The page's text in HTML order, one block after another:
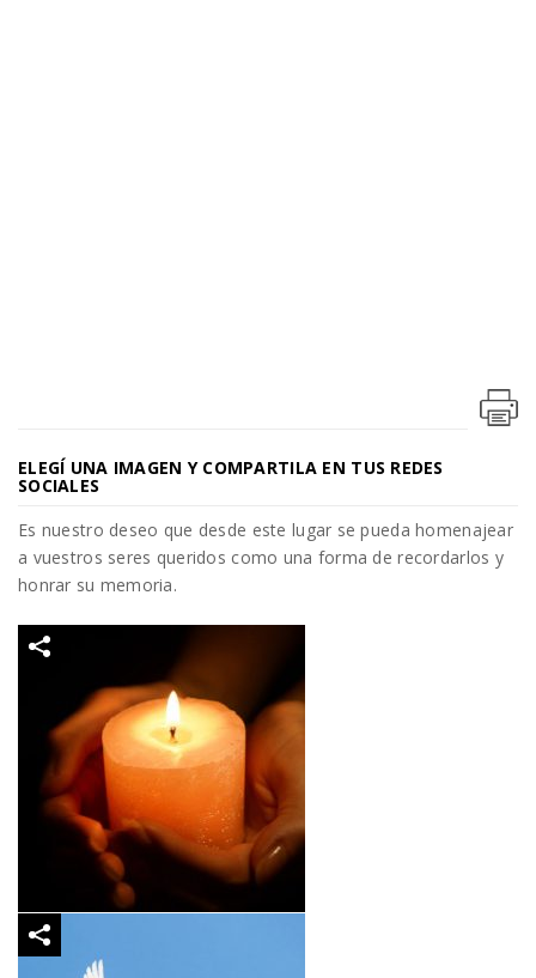
ELEGÍ UNA IMAGEN Y COMPARTILA EN TUS REDES
SOCIALES
Es nuestro deseo que desde este lugar se pueda homenajear
a vuestros seres queridos como una forma de recordarlos y
honrar su memoria.